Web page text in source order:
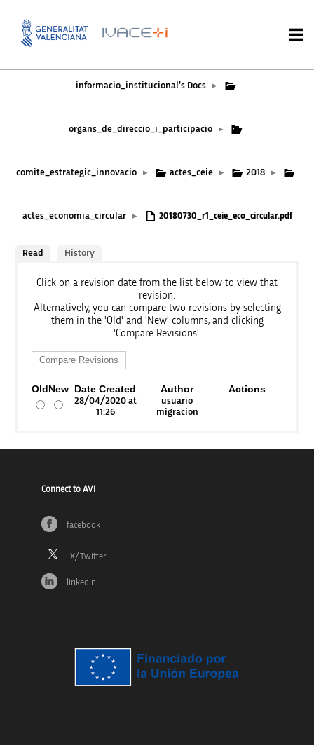
informacio_institucional’s Docs ▸
organs_de_direccio_i_participacio ▸
comite_estrategic_innovacio ▸ actes_ceie ▸ 2018 ▸
actes_economia_circular ▸ 20180730_r1_ceie_eco_circular.pdf
Read History
Click on a revision date from the list below to view that
revision.
Alternatively, you can compare two revisions by selecting
them in the 'Old' and 'New' columns, and clicking
'Compare Revisions'.
OldNew Date Created Author Actions
28/04/2020 at
11:26
usuario
migracion
Connect to AVI
facebook
linkedin